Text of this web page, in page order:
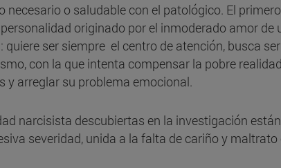
o saludable con el patológico. El
originado por el inmoderado amor de
ser siempre el centro de atención, busca
con la que intenta compensar la pobre
y arreglar su problema emocional.
narcisista descubiertas en la investigación
severidad, unida a la falta de cariño y